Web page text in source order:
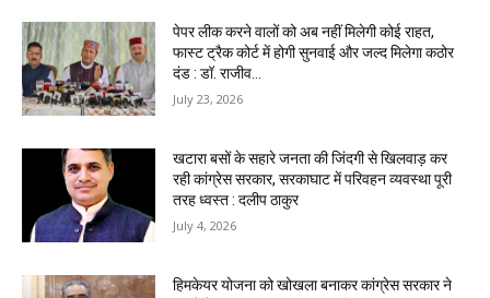
पेपर लीक करने वालों को अब नहीं मिलेगी कोई राहत,
फास्ट ट्रैक कोर्ट में होगी सुनवाई और जल्द मिलेगा कठोर
दंड : डॉ. राजीव...
July 23, 2026
खटारा बसों के सहारे जनता की जिंदगी से खिलवाड़ कर
रही कांग्रेस सरकार, सरकाघाट में परिवहन व्यवस्था पूरी
तरह ध्वस्त : दलीप ठाकुर
July 4, 2026
हिमकेयर योजना को खोखला बनाकर कांग्रेस सरकार ने